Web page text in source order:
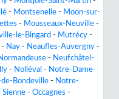
- Montsenelle - Moon-sur-
- Mousseaux-Neuville -
le-Bingard - Mutrécy -
- Nay - Neaufles-Auvergny -
- Neufchâtel-
- Nolléval - Notre-Dame-
Bondeville - Notre-
Sienne - Occagnes -